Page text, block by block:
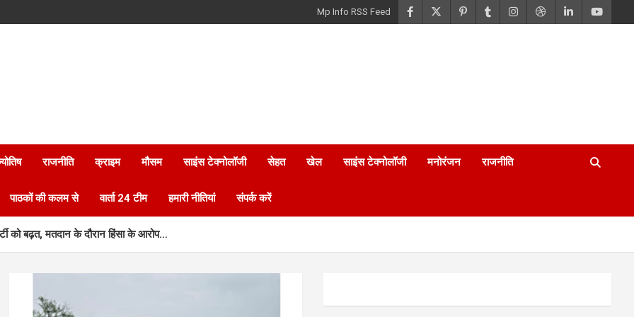
Mp Info RSS Feed
राजनीति क्राइम मौसम साइंस टेक्नोलॉजी सेहत खेल साइंस टेक्नोलॉजी मनोरंजन राजनीति
पाठकों की कलम से वार्ता 24 टीम हमारी नीतियां संपर्क करें
को बढ़त, मतदान के दौरान हिंसा के आरोप…
पक्के आवास का सपना हुआ पूरा, मिला सुरक्षित और सम्मानजनक जीवन…